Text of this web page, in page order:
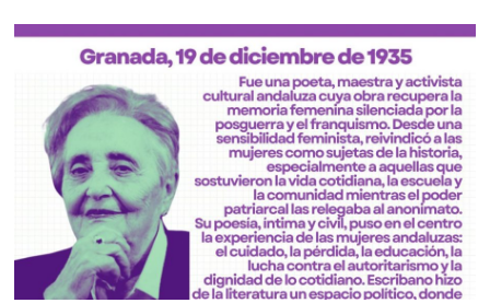
COEDUCATIVO
Y
FEMINISTA
MUJERES,
MUJERES
EN
EL
TIEMPO
2026,
DEDICADO
ESTA
EDICIÓN
MUJERES
ACTIVISTAS.